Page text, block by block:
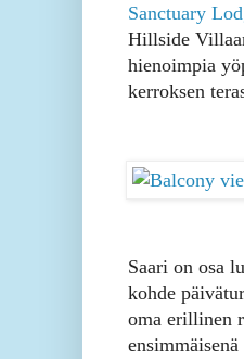
Sanctuary
Hillside
hienoimpia
kerroksen
Saari on osa
kohde
oma erillinen